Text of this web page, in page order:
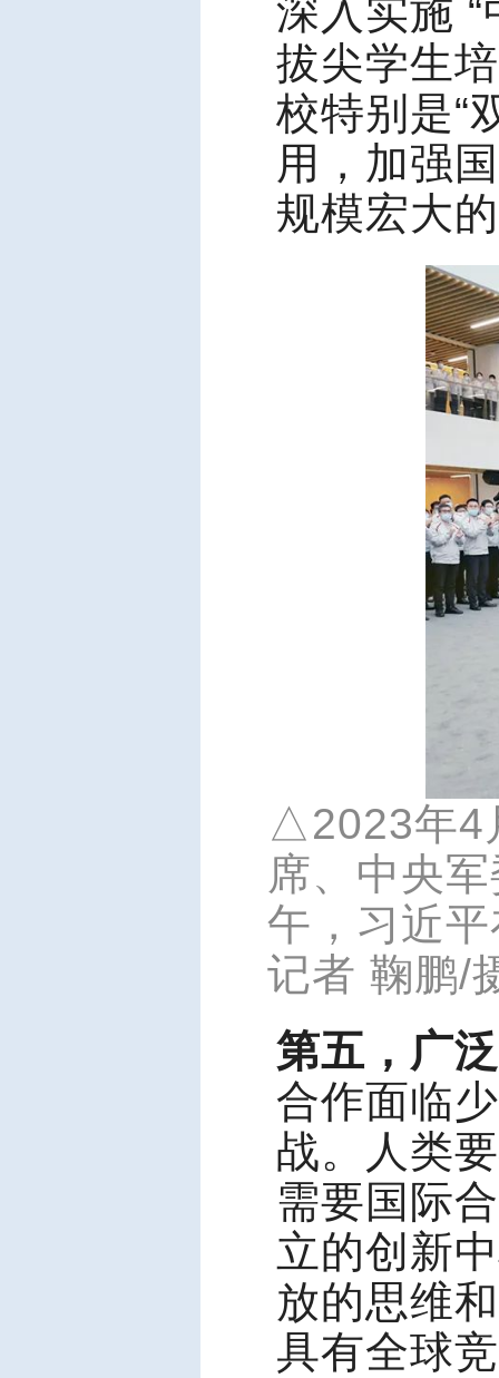
深入实施 “
拔尖学生
校特别是“
用，加强
规模宏大
△2023年4
席、中央
午，习近
记者 鞠鹏/
第五，广
合作面临
战。人类
需要国际
立的创新
放的思维
具有全球